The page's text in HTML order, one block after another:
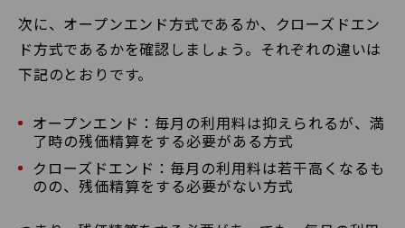
次に、オープンエンド方式であるか、クローズドエン
ド方式であるかを確認しましょう。それぞれの違いは
下記のとおりです。
オープンエンド：毎月の利用料は抑えられるが、満
了時の残価精算をする必要がある方式
クローズドエンド：毎月の利用料は若干高くなるも
のの、残価精算をする必要がない方式